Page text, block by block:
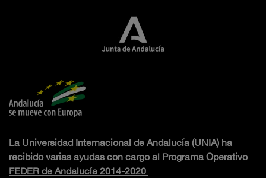
La Universidad Internacional de Andalucía (UNIA) ha
recibido varias ayudas con cargo al Programa Operativo
FEDER de Andalucía 2014-2020